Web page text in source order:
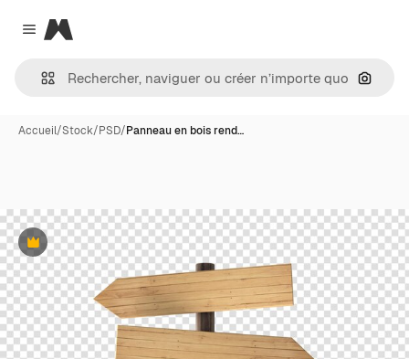
Close menu
Magnific
Accueil/Stock/PSD/Panneau en bois rend…
Premium